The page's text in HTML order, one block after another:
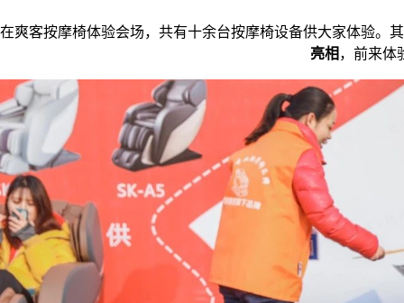
在爽客按摩椅体验会场，共有十余台按摩椅设备供大家体验。
亮相 ，前来体